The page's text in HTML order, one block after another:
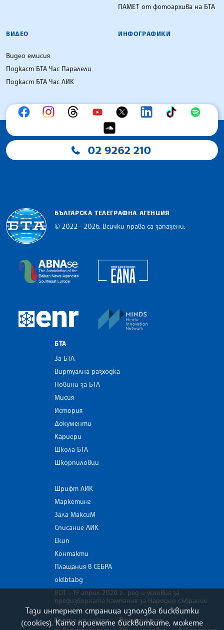
ПАМЕТ от фотоархива на БТА
ВИДЕО
Видео емисия
Подкаст БТА Час Паралели
Подкаст БТА Час ЛИК
ИНФОГРАФИКИ
02 9262 210
БЪЛГАРСКА ТЕЛЕГРАФНА АГЕНЦИЯ
© 2022 - 2026, Всички права са запазени.
The Assocoation of the Balkan News Agencies
European Newsroom
БТА
За БТА
Виртуална разходка
Новини за БТА
Мисия
История
Документи
Кариери
Школа БТА
Шкорпиловци
Шрифт ЛИК
Маркетинг
Зала МаксиМ
Списание ЛИК
Екип
Контакти
Плащания в СЕБРА
old.bta.bg
ВОТ - 19 април 2026 г . ред и условия за
предизборната кампания за Народно събрание
Карта на сайта
Политика за
Тази интернет страница използва бисквитки
(cookies). Като приемете бисквитките, можете